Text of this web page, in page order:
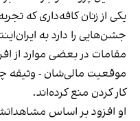
یکی از زنان کافه‌داری که
جشن‌هایی را دارد به
مقامات در بعضی موارد از
موقعیت مالی‌شان - وثیقه
کار کردن منع کرده‌اند.
او افزود بر اساس